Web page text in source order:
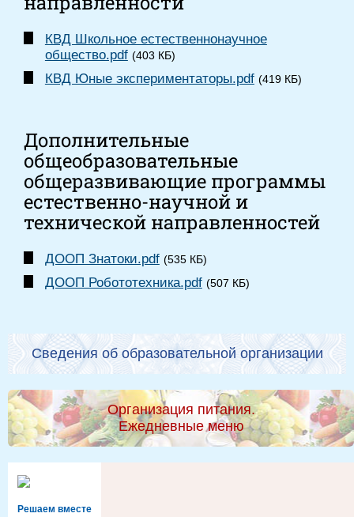
КВД Школьное естественнонаучное
общество.pdf (403 КБ)
КВД Юные экспериментаторы.pdf (419 КБ)
Дополнительные
общеобразовательные
общеразвивающие программы
естественно-научной и
технической направленностей
ДООП Знатоки.pdf (535 КБ)
ДООП Робототехника.pdf (507 КБ)
Сведения об образовательной организации
Организация питания.
Ежедневные меню
Решаем вместе